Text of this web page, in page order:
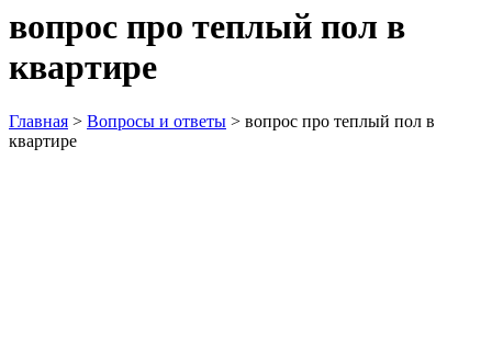
вопрос про теплый пол в
квартире
Главная > Вопросы и ответы > вопрос про теплый пол в
квартире